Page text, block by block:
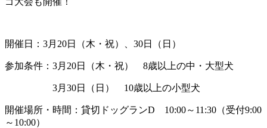
開催日：3月20日（木・祝）、30日（日）
参加条件：3月20日（木・祝） 8歳以上の中・大型犬
3月30日（日） 10歳以上の小型犬
開催場所・時間：貸切ドッグランD 10:00～11:30（受付9:00
～10:00）